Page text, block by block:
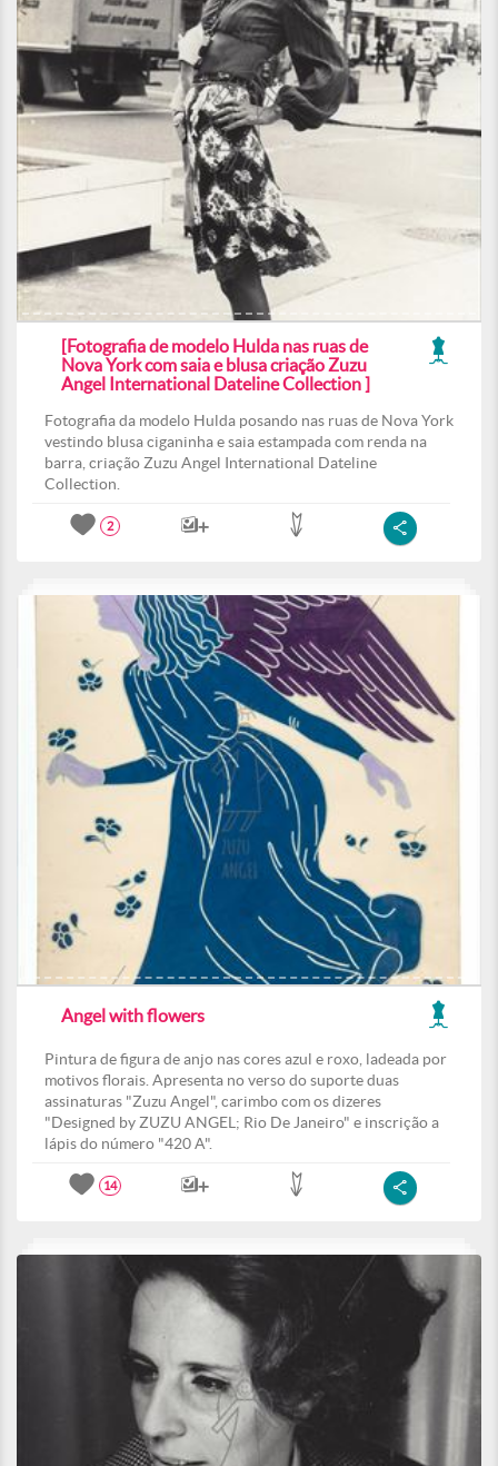
[Fotografia de modelo Hulda nas ruas de
Nova York com saia e blusa criação Zuzu
Angel International Dateline Collection ]
Fotografia da modelo Hulda posando nas ruas de Nova York
vestindo blusa ciganinha e saia estampada com renda na
barra, criação Zuzu Angel International Dateline
Collection.
2
Angel with flowers
Pintura de figura de anjo nas cores azul e roxo, ladeada por
motivos florais. Apresenta no verso do suporte duas
assinaturas "Zuzu Angel", carimbo com os dizeres
"Designed by ZUZU ANGEL; Rio De Janeiro" e inscrição a
lápis do número "420 A".
14